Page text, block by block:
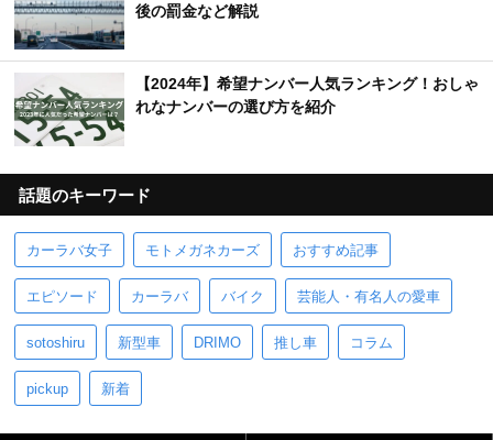
後の罰金など解説
【2024年】希望ナンバー人気ランキング！おしゃ
れなナンバーの選び方を紹介
話題のキーワード
カーラバ女子 モトメガネカーズ おすすめ記事
エピソード カーラバ バイク 芸能人・有名人の愛車
sotoshiru 新型車 DRIMO 推し車 コラム
pickup 新着